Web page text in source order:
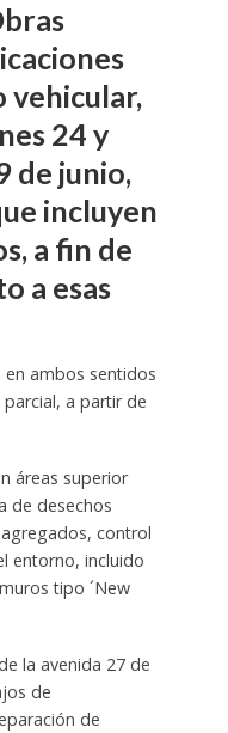
vehicular,
24 y
de junio,
incluyen
a fin de
a esas
en ambos sentidos
a partir de
áreas superior
de desechos
control
entorno, incluido
tipo ´New
la avenida 27 de
de
de